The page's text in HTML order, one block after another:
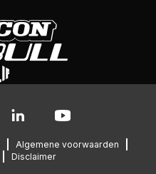
Algemene voorwaarden
Disclaimer